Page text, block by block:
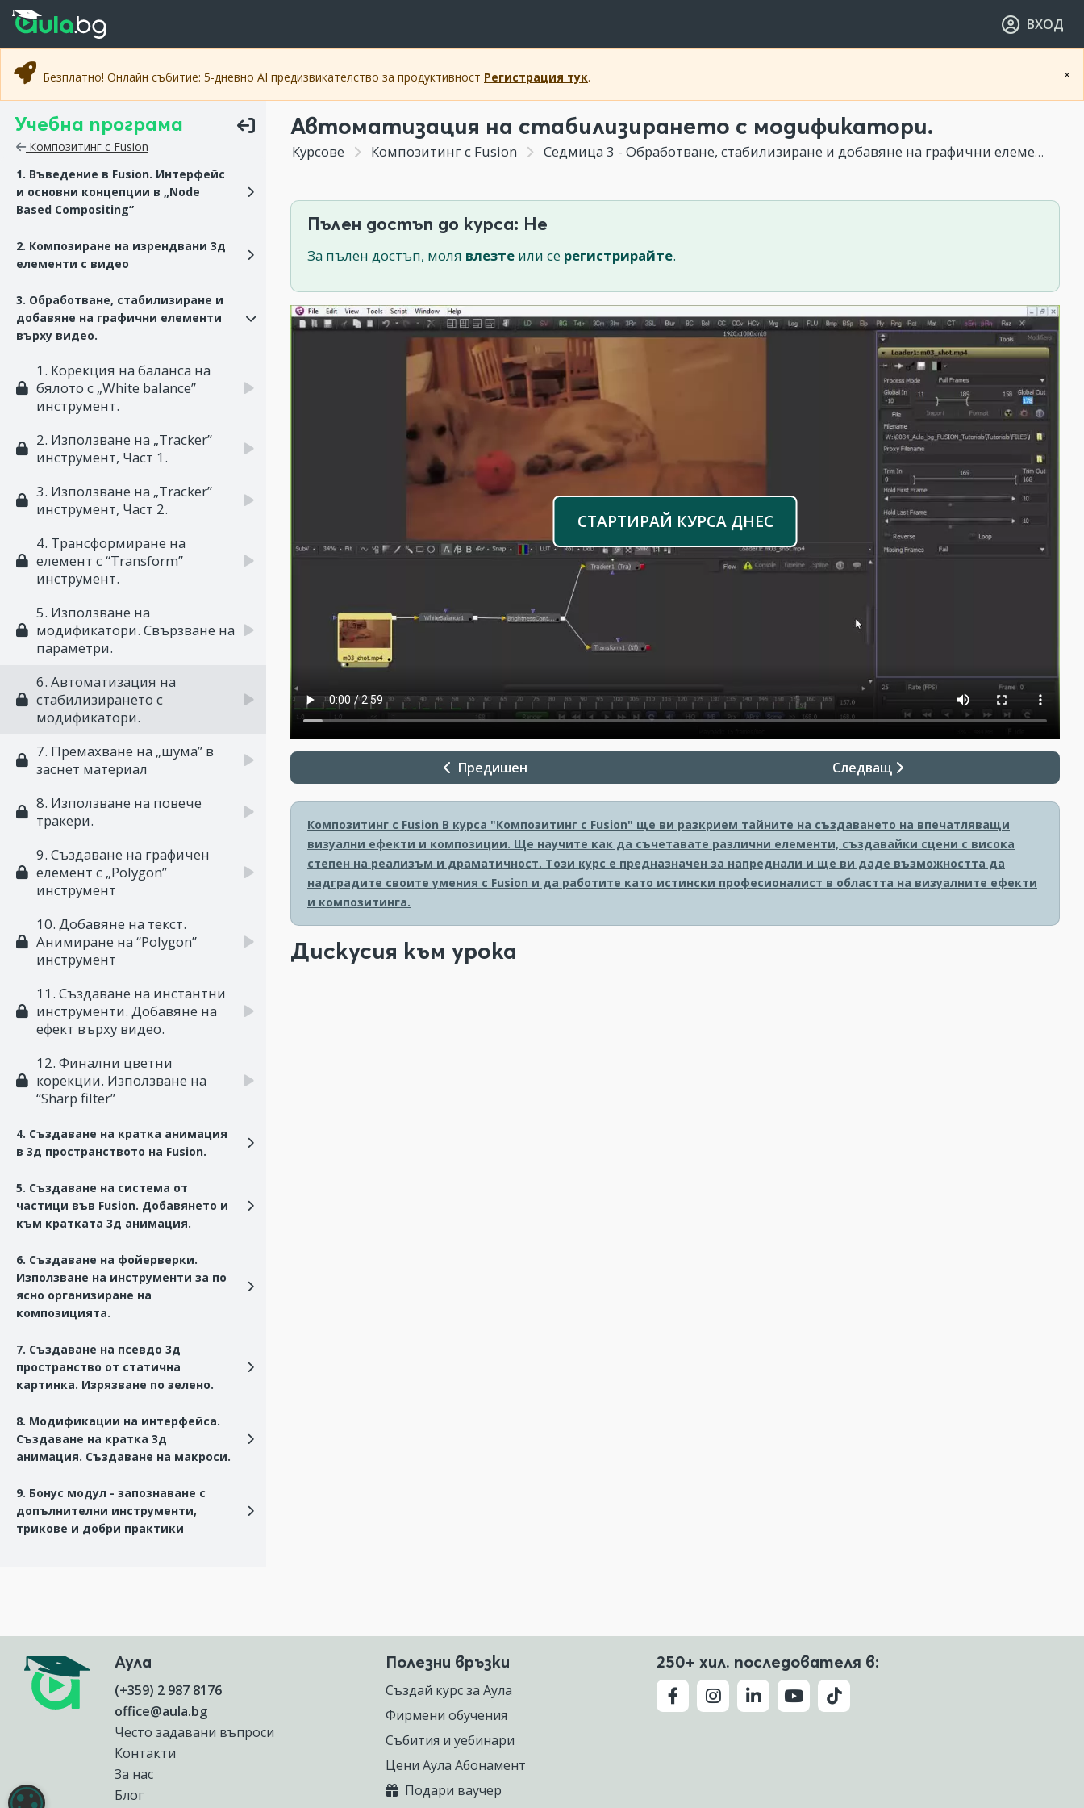
Прескочи към основното съдържание
Прескочи към навигацията
ВХОД
×
Безплатно! Онлайн събитие: 5-дневно AI предизвикателство за продуктивност Регистрация тук.
Учебна програма
Композитинг с Fusion
1. Въведение в Fusion. Интерфейс
и основни концепции в „Node
Based Compositing”
2. Композиране на изрендвани 3д
елементи с видео
3. Обработване, стабилизиране и
добавяне на графични елементи
върху видео.
1. Корекция на баланса на
бялото с „White balance”
инструмент.
2. Използване на „Tracker”
инструмент, Част 1.
3. Използване на „Tracker”
инструмент, Част 2.
4. Трансформиране на
елемент с “Transform”
инструмент.
5. Използване на
модификатори. Свързване на
параметри.
6. Автоматизация на
стабилизирането с
модификатори.
7. Премахване на „шума” в
заснет материал
8. Използване на повече
тракери.
9. Създаване на графичен
елемент с „Polygon”
инструмент
10. Добавяне на текст.
Анимиране на “Polygon”
инструмент
11. Създаване на инстантни
инструменти. Добавяне на
ефект върху видео.
12. Финални цветни
корекции. Използване на
“Sharp filter”
4. Създаване на кратка анимация
в 3д пространството на Fusion.
5. Създаване на система от
частици във Fusion. Добавянето и
към кратката 3д анимация.
6. Създаване на фойерверки.
Използване на инструменти за по
ясно организиране на
композицията.
7. Създаване на псевдо 3д
пространство от статична
картинка. Изрязване по зелено.
8. Модификации на интерфейса.
Създаване на кратка 3д
анимация. Създаване на макроси.
9. Бонус модул - запознаване с
допълнителни инструменти,
трикове и добри практики
Автоматизация на стабилизирането с модификатори.
Курсове Композитинг с Fusion Седмица 3 - Обработване, стабилизиране и добавяне на графични елементи върху видео.
Пълен достъп до курса: Не
За пълен достъп, моля влезте или се регистрирайте.
СТАРТИРАЙ КУРСА ДНЕС
Предишен Следващ
Композитинг с Fusion В курса "Композитинг с Fusion" ще ви разкрием тайните на създаването на впечатляващи
визуални ефекти и композиции. Ще научите как да съчетавате различни елементи, създавайки сцени с висока
степен на реализъм и драматичност. Този курс е предназначен за напреднали и ще ви даде възможността да
надградите своите умения с Fusion и да работите като истински професионалист в областта на визуалните ефекти
и композитинга.
Дискусия към урока
Аула
(+359) 2 987 8176
office@aula.bg
Често задавани въпроси
Контакти
За нас
Блог
Полезни връзки
Създай курс за Аула
Фирмени обучения
Събития и уебинари
Цени Аула Абонамент
Подари ваучер
250+ хил. последователя в:
НАСТРОЙКИ НА БИСКВИТКИТЕ